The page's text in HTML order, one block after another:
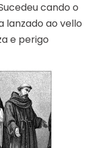
cando o
lanzado ao vello
e perigo